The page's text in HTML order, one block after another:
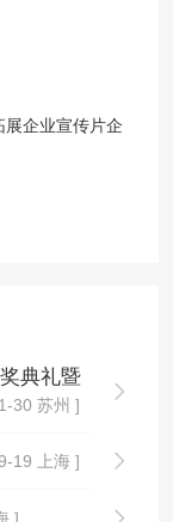
企业宣传片企
典礼暨
30 苏州 ]
19 上海 ]